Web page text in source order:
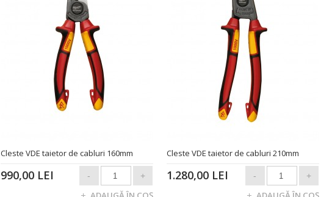
Cleste VDE taietor de cabluri 160mm
990,00 LEI
Cleste VDE taietor de cabluri 210mm
1.280,00 LEI